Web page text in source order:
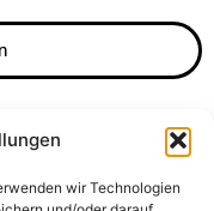
wir Technologien